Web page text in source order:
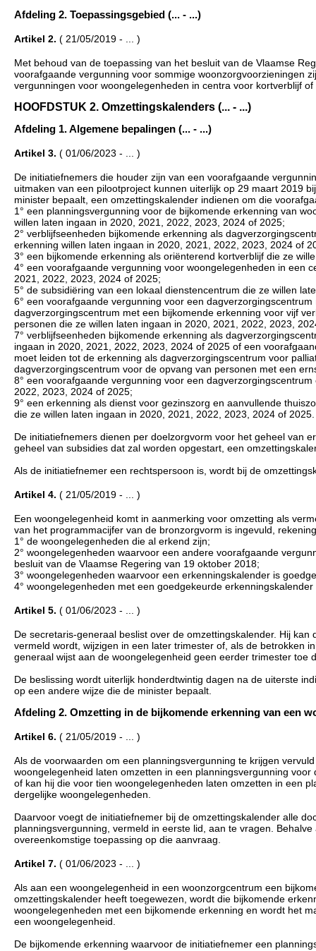
Afdeling 2. Toepassingsgebied (... - ...)
Artikel 2. ( 21/05/2019 - ... )
Met behoud van de toepassing van het besluit van de Vlaamse
voorafgaande vergunning voor sommige woonzorgvoorzieningen
vergunningen voor woongelegenheden in centra voor kortverblijf
HOOFDSTUK 2. Omzettingskalenders (... - ...)
Afdeling 1. Algemene bepalingen (... - ...)
Artikel 3. ( 01/06/2023 - ... )
De initiatiefnemers die houder zijn van een voorafgaande
uitmaken van een pilootproject kunnen uiterlijk op 29 maart 2019
minister bepaalt, een omzettingskalender indienen om die
1° een planningsvergunning voor de bijkomende erkenning van
willen laten ingaan in 2020, 2021, 2022, 2023, 2024 of 2025;
2° verblijfseenheden bijkomende erkenning als
erkenning willen laten ingaan in 2020, 2021, 2022, 2023, 2024 of
3° een bijkomende erkenning als oriënterend kortverblijf die ze
4° een voorafgaande vergunning voor woongelegenheden in een
2021, 2022, 2023, 2024 of 2025;
5° de subsidiëring van een lokaal dienstencentrum die ze willen
6° een voorafgaande vergunning voor een
dagverzorgingscentrum met een bijkomende erkenning voor vijf
personen die ze willen laten ingaan in 2020, 2021, 2022, 2023,
7° verblijfseenheden bijkomende erkenning als
ingaan in 2020, 2021, 2022, 2023, 2024 of 2025 of een
moet leiden tot de erkenning als dagverzorgingscentrum voor
dagverzorgingscentrum voor de opvang van personen met een
8° een voorafgaande vergunning voor een
2022, 2023, 2024 of 2025;
9° een erkenning als dienst voor gezinszorg en aanvullende
die ze willen laten ingaan in 2020, 2021, 2022, 2023, 2024 of 2025.
De initiatiefnemers dienen per doelzorgvorm voor het geheel van
geheel van subsidies dat zal worden opgestart, een
Als de initiatiefnemer een rechtspersoon is, wordt bij de
Artikel 4. ( 21/05/2019 - ... )
Een woongelegenheid komt in aanmerking voor omzetting als
van het programmacijfer van de bronzorgvorm is ingevuld,
1° de woongelegenheden die al erkend zijn;
2° woongelegenheden waarvoor een andere voorafgaande
besluit van de Vlaamse Regering van 19 oktober 2018;
3° woongelegenheden waarvoor een erkenningskalender is
4° woongelegenheden met een goedgekeurde
Artikel 5. ( 01/06/2023 - ... )
De secretaris-generaal beslist over de omzettingskalender. Hij
vermeld wordt, wijzigen in een later trimester of, als de betrokken
generaal wijst aan de woongelegenheid geen eerder trimester
De beslissing wordt uiterlijk honderdtwintig dagen na de uiterste
op een andere wijze die de minister bepaalt.
Afdeling 2. Omzetting in de bijkomende erkenning van een
Artikel 6. ( 21/05/2019 - ... )
Als de voorwaarden om een planningsvergunning te krijgen
woongelegenheid laten omzetten in een planningsvergunning
of kan hij die voor tien woongelegenheden laten omzetten in een
dergelijke woongelegenheden.
Daarvoor voegt de initiatiefnemer bij de omzettingskalender alle
planningsvergunning, vermeld in eerste lid, aan te vragen.
overeenkomstige toepassing op die aanvraag.
Artikel 7. ( 01/06/2023 - ... )
Als aan een woongelegenheid in een woonzorgcentrum een
omzettingskalender heeft toegewezen, wordt die bijkomende
woongelegenheden met een bijkomende erkenning en wordt het
een woongelegenheid.
De bijkomende erkenning waarvoor de initiatiefnemer een